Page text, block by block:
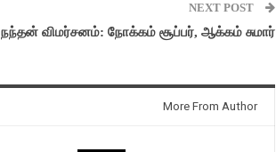
NEXT POST
நந்தன் விமர்சனம்: நோக்கம் சூப்பர், ஆக்கம் சுமார்
More From Author